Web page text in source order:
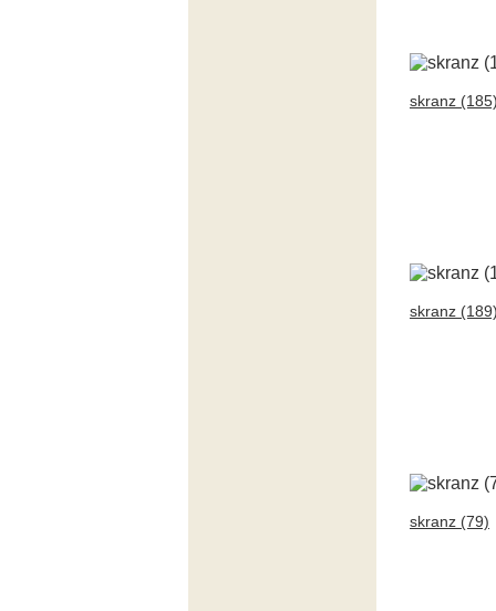
skranz
skranz
skranz (79)